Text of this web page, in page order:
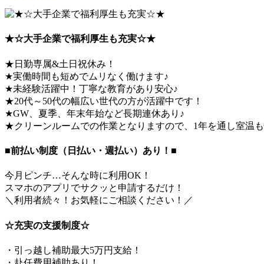
★☆大手企業で福利厚生も充実☆★
★日勤専属&土日祝休み！
★実働時間も短めでムリなく働けます♪
★未経験活躍中！丁寧な教育があり安心♪
★20代～50代の幅広い世代の方が活躍中です！
★GW、夏季、年末年始など長期連休あり♪
★クリーンルームでの作業となりますので、1年を通し室温も
■前払い制度（日払い・週払い）あり！■
今月ピンチ…そんな時に利用OK！
スマホのアプリでサクッと申請するだけ！
＼利用者続々！お気軽にご相談ください！／
☆充実の支援制度☆
・引っ越し補助最大5万円支給！